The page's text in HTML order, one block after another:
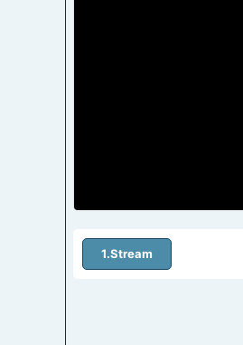
1.Stream